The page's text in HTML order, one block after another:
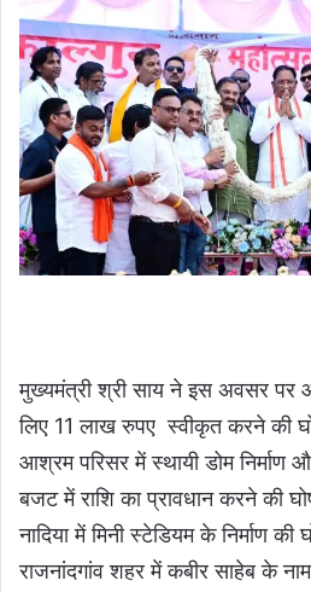
मुख्यमंत्री श्री साय ने इस अवसर पर
लिए 11 लाख रुपए स्वीकृत करने की
आश्रम परिसर में स्थायी डोम निर्माण
बजट में राशि का प्रावधान करने की
नादिया में मिनी स्टेडियम के निर्माण की
राजनांदगांव शहर में कबीर साहेब के नाम